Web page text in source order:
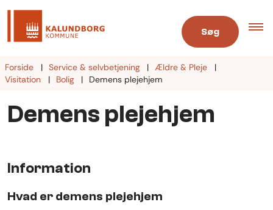
Søg
Forside Service & selvbetjening
Ældre & Pleje
Visitation
Bolig Demens plejehjem
Demens plejehjem
Information
Hvad er demens plejehjem